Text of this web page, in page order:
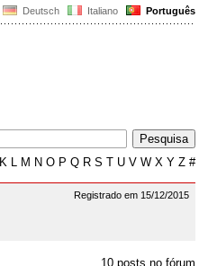
Deutsch Italiano Português
K L M N O P Q R S T U V W X Y Z #
Registrado em 15/12/2015
10 posts no fórum